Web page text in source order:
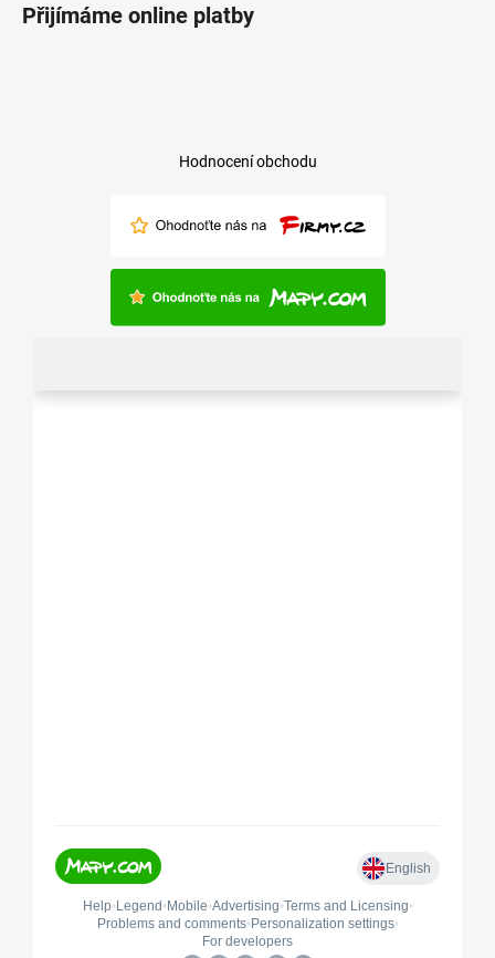
Přijímáme online platby
Hodnocení obchodu